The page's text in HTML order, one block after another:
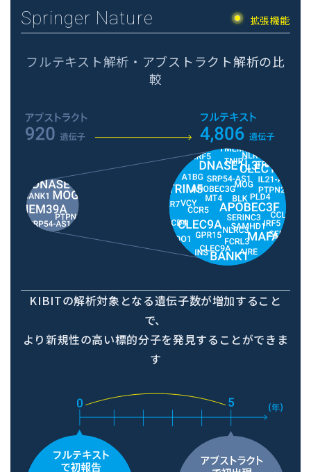
Springer Nature 拡張機能
フルテキスト解析・アブストラクト解析の比
較
KIBITの解析対象となる遺伝子数が増加すること
で、
より新規性の高い標的分子を発見することができま
す